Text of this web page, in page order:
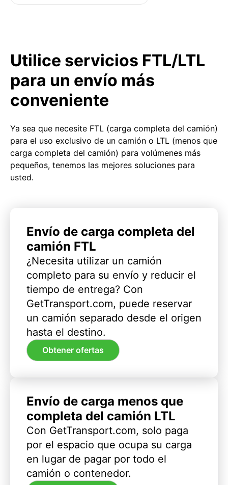
Utilice servicios FTL/LTL
para un envío más
conveniente
Ya sea que necesite FTL (carga completa del camión)
para el uso exclusivo de un camión o LTL (menos que
carga completa del camión) para volúmenes más
pequeños, tenemos las mejores soluciones para
usted.
Envío de carga completa del
camión FTL
¿Necesita utilizar un camión
completo para su envío y reducir el
tiempo de entrega? Con
GetTransport.com, puede reservar
un camión separado desde el origen
hasta el destino.
Obtener ofertas
Envío de carga menos que
completa del camión LTL
Con GetTransport.com, solo paga
por el espacio que ocupa su carga
en lugar de pagar por todo el
camión o contenedor.